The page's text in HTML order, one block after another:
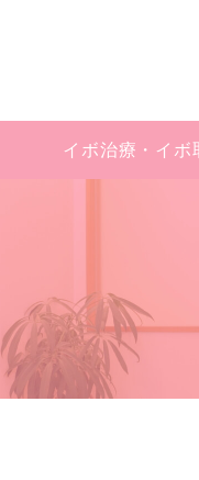
イボ治療・ イボ